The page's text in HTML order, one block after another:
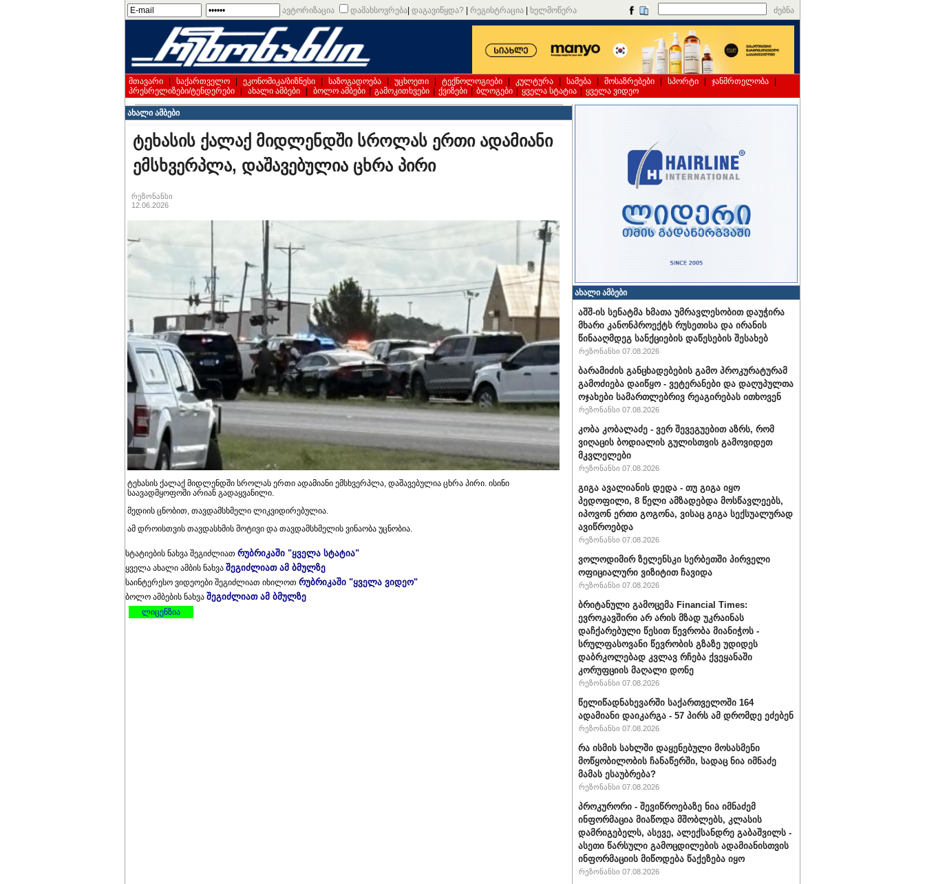
ავტორიზაცია დამახსოვრება დაგავიწყდა? რეგისტრაცია ხელმოწერა ძებნა
მთავარი საქართველო ეკონომიკა/ბიზნესი საზოგადოება უცხოეთი ტექნოლოგიები კულტურა სამება მოსაზრებები სპორტი ჯანმრთელობა
პრესრელიზები/ტენდერები
ახალი ამბები ბოლო ამბები გამოკითხვები ქვიზები ბლოგები ყველა სტატია ყველა ვიდეო
ახალი ამბები
ტეხასის ქალაქ მიდლენდში სროლას ერთი ადამიანი
ემსხვერპლა, დაშავებულია ცხრა პირი
რეზონანსი
12.06.2026
ტეხასის ქალაქ მიდლენდში სროლას ერთი ადამიანი ემსხვერპლა, დაშავებულია ცხრა პირი. ისინი
საავადმყოფოში არიან გადაყვანილი.
მედიის ცნობით, თავდამსხმელი ლიკვიდირებულია.
ამ დროისთვის თავდასხმის მოტივი და თავდამსხმელის ვინაობა უცნობია.
სტატიების ნახვა შეგიძლიათ რუბრიკაში "ყველა სტატია"
ყველა ახალი ამბის ნახვა შეგიძლიათ ამ ბმულზე
საინტერესო ვიდეოები შეგიძლიათ იხილოთ რუბრიკაში "ყველა ვიდეო"
ბოლო ამბების ნახვა შეგიძლიათ ამ ბმულზე
ლიცენზია
ახალი ამბები
აშშ-ის სენატმა ხმათა უმრავლესობით დაუჭირა
მხარი კანონპროექტს რუსეთისა და ირანის
წინააღმდეგ სანქციების დაწესების შესახებ
რეზონანსი 07.08.2026
ბარამიძის განცხადებების გამო პროკურატურამ
გამოძიება დაიწყო - ვეტერანები და დაღუპულთა
ოჯახები სამართლებრივ რეაგირებას ითხოვენ
რეზონანსი 07.08.2026
კობა კობალაძე - ვერ შევეგუებით აზრს, რომ
ვიღაცის ბოდიალის გულისთვის გამოვიდეთ
მკვლელები
რეზონანსი 07.08.2026
გიგა ავალიანის დედა - თუ გიგა იყო
პედოფილი, 8 წელი ამზადებდა მოსწავლეებს,
იპოვონ ერთი გოგონა, ვისაც გიგა სექსუალურად
ავიწროებდა
რეზონანსი 07.08.2026
ვოლოდიმირ ზელენსკი სერბეთში პირველი
ოფიციალური ვიზიტით ჩავიდა
რეზონანსი 07.08.2026
ბრიტანული გამოცემა Financial Times:
ევროკავშირი არ არის მზად უკრაინას
დაჩქარებული წესით წევრობა მიანიჭოს -
სრულფასოვანი წევრობის გზაზე უდიდეს
დაბრკოლებად კვლავ რჩება ქვეყანაში
კორუფციის მაღალი დონე
რეზონანსი 07.08.2026
წელიწადნახევარში საქართველოში 164
ადამიანი დაიკარგა - 57 პირს ამ დრომდე ეძებენ
რეზონანსი 07.08.2026
რა ისმის სახლში დაყენებული მოსასმენი
მოწყობილობის ჩანაწერში, სადაც ნია იმნაძე
მამას ესაუბრება?
რეზონანსი 07.08.2026
პროკურორი - შევიწროებაზე ნია იმნაძემ
ინფორმაცია მიაწოდა მშობლებს, კლასის
დამრიგებელს, ასევე, ალექსანდრე გაბაშვილს -
ასეთი წარსული გამოცდილების ადამიანისთვის
ინფორმაციის მიწოდება წაქეზება იყო
რეზონანსი 07.08.2026